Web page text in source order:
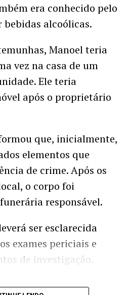
era conhecido pelo
alcoólicas.
Manoel teria
vez na casa de um
Ele teria
após o proprietário
que, inicialmente,
elementos que
de crime. Após os
o corpo foi
responsável.
ser esclarecida
exames periciais e
de investigação.